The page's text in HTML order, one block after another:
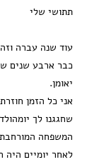
תתושי שלי
עוד שנה עברה
כבר ארבע שנים
יאומן.
אני כל הזמן
המשפחה המורחבת
לאחר יומיים היה